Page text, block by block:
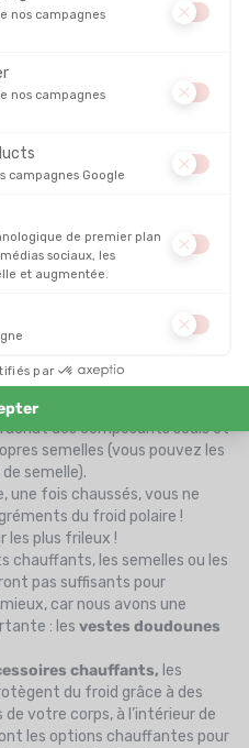
sentiez plus vos orteils dans
du froid puisqu’elles
directement par vos
de vos
offrent, vous pouvez choisir
plus ou moins épaisses
de chauffage.
chauffantes, sachez que les
la pointe des pieds, autour
remontent le long du
pour le ski par exemple, que la
votre chaussure afin de ne pas
chauffantes,vous pouvez
des composants
des composants seuls et
semelles (vous pouvez les
semelle).
une fois chaussés, vous ne
du froid polaire !
les plus frileux !
chauffants, les semelles ou les
pas suffisants pour
car nous avons une
: les vestes doudounes
chauffants, les
du froid grâce à des
votre corps, à l’intérieur de
les options chauffantes pour